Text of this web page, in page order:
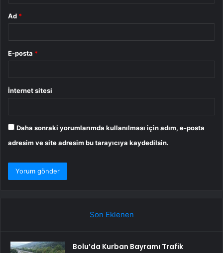
Ad *
E-posta *
İnternet sitesi
Daha sonraki yorumlarımda kullanılması için adım, e-posta
adresim ve site adresim bu tarayıcıya kaydedilsin.
Son Eklenen
Bolu’da Kurban Bayramı Trafik